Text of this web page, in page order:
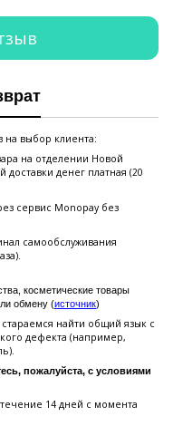
на выбор клиента:
на отделении Новой
доставки денег платная (20
сервис Monopay без
самообслуживания
косметические товары
обмену (источник)
найти общий язык с
дефекта (например,
пожалуйста, с условиями
14 дней с момента